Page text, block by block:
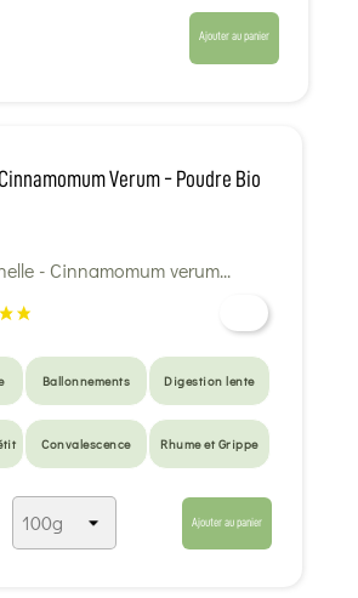
Ajouter au panier
Verum - Poudre Bio
Ballonnements Digestion lente
Convalescence Rhume et Grippe
Ajouter au panier